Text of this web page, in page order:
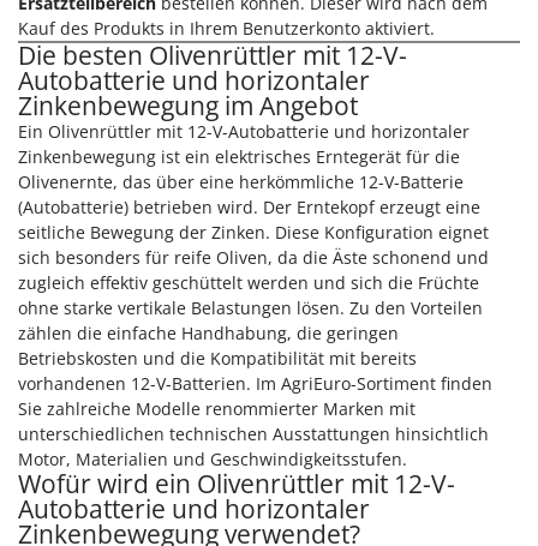
Kauf des Produkts in Ihrem Benutzerkonto aktiviert.
Die besten Olivenrüttler mit 12-V-
Autobatterie und horizontaler
Zinkenbewegung im Angebot
Ein Olivenrüttler mit 12-V-Autobatterie und horizontaler
Zinkenbewegung ist ein elektrisches Erntegerät für die
Olivenernte, das über eine herkömmliche 12-V-Batterie
(Autobatterie) betrieben wird. Der Erntekopf erzeugt eine
seitliche Bewegung der Zinken. Diese Konfiguration eignet
sich besonders für reife Oliven, da die Äste schonend und
zugleich effektiv geschüttelt werden und sich die Früchte
ohne starke vertikale Belastungen lösen. Zu den Vorteilen
zählen die einfache Handhabung, die geringen
Betriebskosten und die Kompatibilität mit bereits
vorhandenen 12-V-Batterien. Im AgriEuro-Sortiment finden
Sie zahlreiche Modelle renommierter Marken mit
unterschiedlichen technischen Ausstattungen hinsichtlich
Motor, Materialien und Geschwindigkeitsstufen.
Wofür wird ein Olivenrüttler mit 12-V-
Autobatterie und horizontaler
Zinkenbewegung verwendet?